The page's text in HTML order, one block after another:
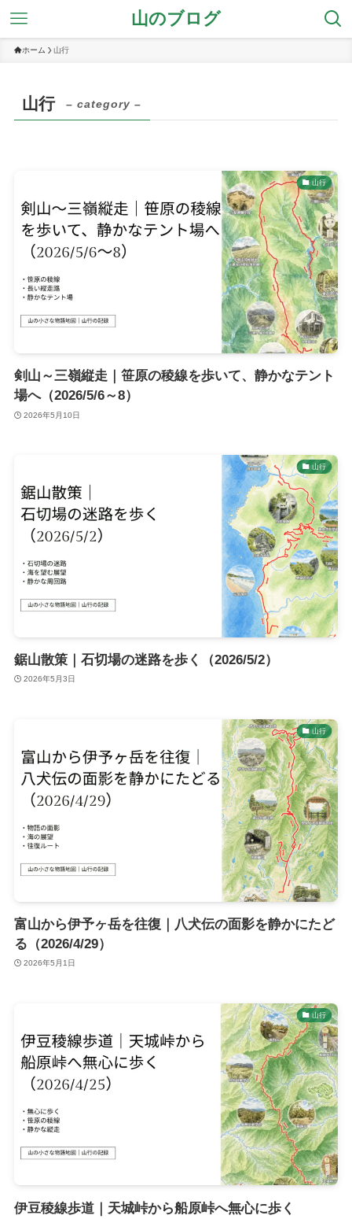
山のブログ
ホーム 山行
山行 – category –
山行
剣山～三嶺縦走｜笹原の稜線を歩いて、静かなテント
場へ（2026/5/6～8）
2026年5月10日
山行
鋸山散策｜石切場の迷路を歩く（2026/5/2）
2026年5月3日
山行
富山から伊予ヶ岳を往復｜八犬伝の面影を静かにたど
る（2026/4/29）
2026年5月1日
山行
伊豆稜線歩道｜天城峠から船原峠へ無心に歩く